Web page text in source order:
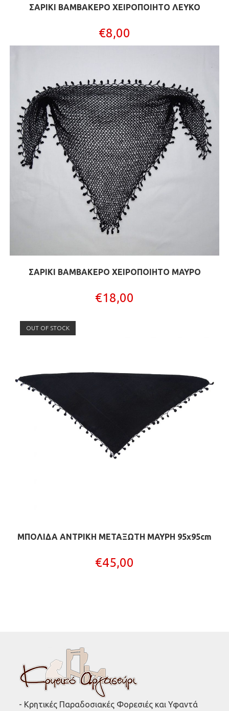
ΣΑΡΙΚΙ ΒΑΜΒΑΚΕΡΟ XΕΙΡΟΠΟΙΗΤΟ ΛΕΥΚΟ
€8,00
ΣΑΡΙΚΙ ΒΑΜΒΑΚΕΡΟ ΧΕΙΡΟΠΟΙΗΤΟ ΜΑΥΡΟ
€18,00
OUT OF STOCK
ΜΠΟΛΙΔΑ ΑΝΤΡΙΚΗ ΜΕΤΑΞΩΤΗ ΜΑΥΡΗ 95x95cm
€45,00
- Κρητικές Παραδοσιακές Φορεσιές και Υφαντά